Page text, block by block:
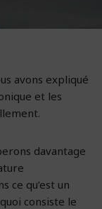
avons expliqué
et les
davantage
ce qu’est un
consiste le